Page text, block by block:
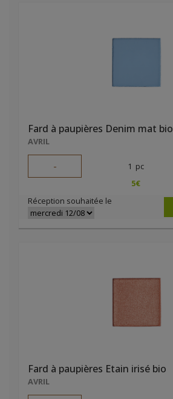
Fard à paupières Denim mat bio
AVRIL
- 1 pc
5€
Réception souhaitée le
Fard à paupières Etain irisé bio
AVRIL